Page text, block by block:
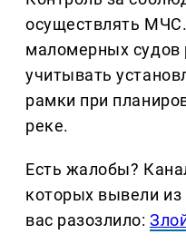
осуществлять
маломерных судов
учитывать
рамки при
реке.
Есть жалобы?
которых вывели
вас разозлило: